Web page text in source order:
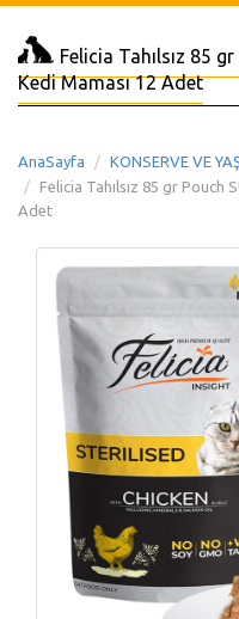
Felicia Tahılsız 85
Kedi Maması 12 Adet
AnaSayfa
KONSERVE VE
Felicia Tahılsız 85 gr Pouch
Adet